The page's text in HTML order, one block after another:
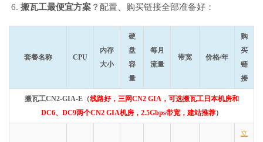
搬瓦工最便宜方案 ？配置、购买链接全部准备好：
套餐名称 CPU
内存
大小
硬
盘
容
量
每月
流量
带宽 价格/年
购
买
链
接
搬瓦工CN2-GIA-E（线路好，三网CN2 GIA，可选搬瓦工日本机房和
DC6、DC9两个CN2 GIA机房，2.5Gbps带宽，建站推荐）
立